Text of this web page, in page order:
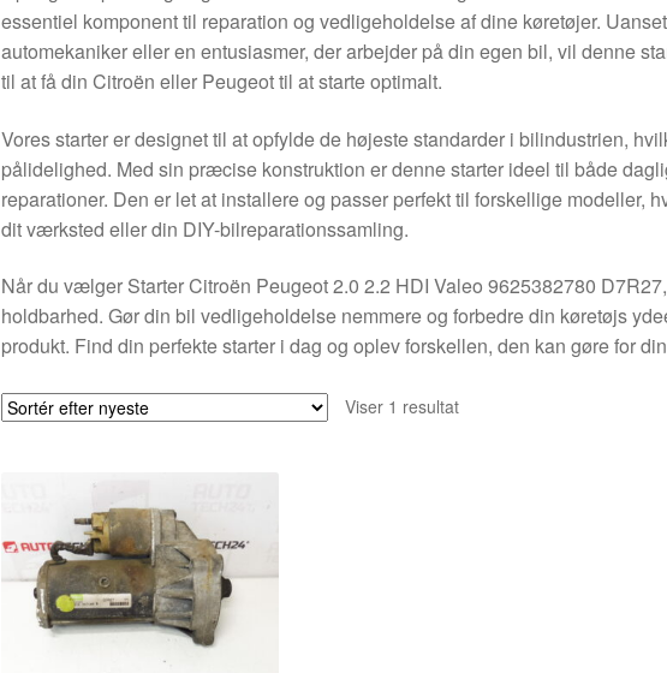
essentiel komponent til reparation og vedligeholdelse af dine køretøjer.
automekaniker eller en entusiasmer, der arbejder på din egen bil, vil denne
til at få din Citroën eller Peugeot til at starte optimalt.
Vores starter er designet til at opfylde de højeste standarder i bilindustrien,
pålidelighed. Med sin præcise konstruktion er denne starter ideel til både
reparationer. Den er let at installere og passer perfekt til forskellige modeller,
dit værksted eller din DIY-bilreparationssamling.
Når du vælger Starter Citroën Peugeot 2.0 2.2 HDI Valeo 9625382780
holdbarhed. Gør din bil vedligeholdelse nemmere og forbedre din køretøjs
produkt. Find din perfekte starter i dag og oplev forskellen, den kan gøre for
Viser 1 resultat